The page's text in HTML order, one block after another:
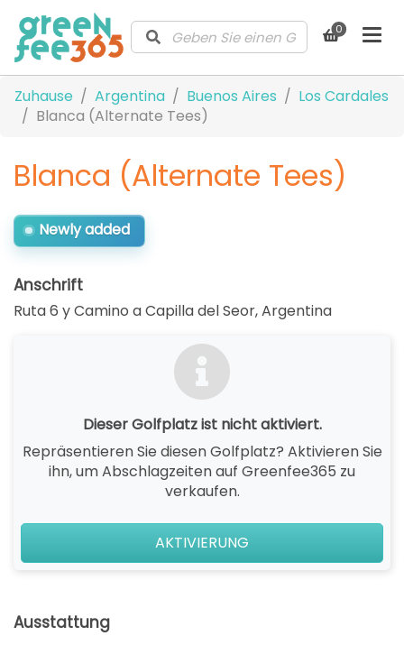
0
Zuhause Argentina Buenos Aires
Los Cardales
Blanca (Alternate Tees)
Blanca (Alternate Tees)
Newly added
Anschrift
Ruta 6 y Camino a Capilla del Seor,Argentina
Dieser Golfplatz ist nicht aktiviert.
Repräsentieren Sie diesen Golfplatz? Aktivieren Sie
ihn, um Abschlagzeiten auf Greenfee365 zu
verkaufen.
AKTIVIERUNG
Ausstattung